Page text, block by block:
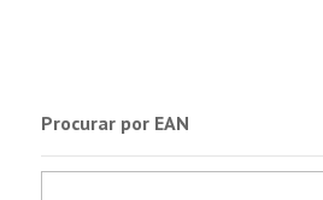
Procurar por EAN